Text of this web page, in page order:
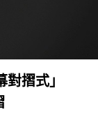
摺式」